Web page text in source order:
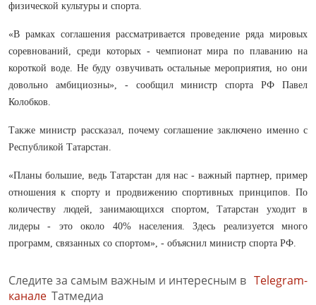
физической культуры и спорта.
«В рамках соглашения рассматривается проведение ряда мировых
соревнований, среди которых - чемпионат мира по плаванию на
короткой воде. Не буду озвучивать остальные мероприятия, но они
довольно амбициозны», - сообщил министр спорта РФ Павел
Колобков.
Также министр рассказал, почему соглашение заключено именно с
Республикой Татарстан.
«Планы большие, ведь Татарстан для нас - важный партнер, пример
отношения к спорту и продвижению спортивных принципов. По
количеству людей, занимающихся спортом, Татарстан уходит в
лидеры - это около 40% населения. Здесь реализуется много
программ, связанных со спортом», - объяснил министр спорта РФ.
Следите за самым важным и интересным в Telegram-
канале Татмедиа